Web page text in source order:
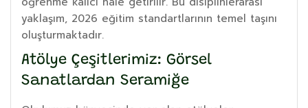
yaklaşım, 2026 eğitim standartlarının temel taşını
oluşturmaktadır.
Atölye Çeşitlerimiz: Görsel
Sanatlardan Seramiğe